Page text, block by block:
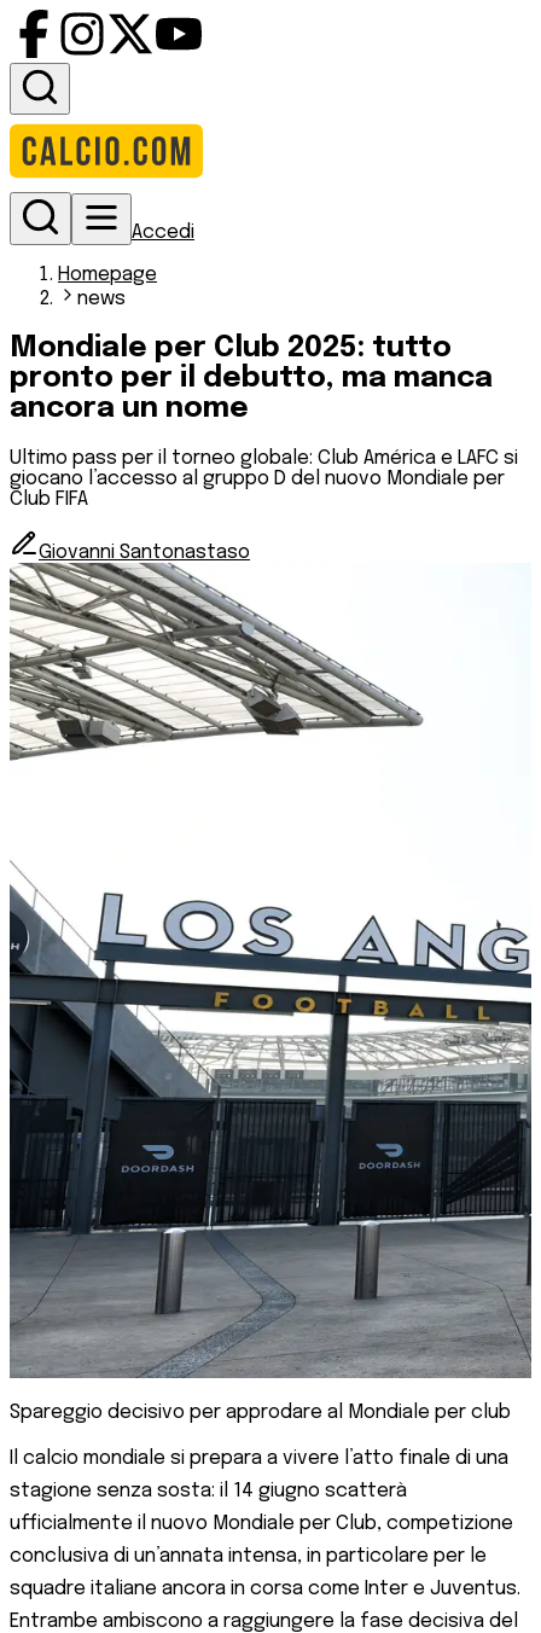
Accedi
Homepage
news
Mondiale per Club 2025: tutto
pronto per il debutto, ma manca
ancora un nome
Ultimo pass per il torneo globale: Club América e LAFC si
giocano l’accesso al gruppo D del nuovo Mondiale per
Club FIFA
Giovanni Santonastaso
Spareggio decisivo per approdare al Mondiale per club
Il calcio mondiale si prepara a vivere l’atto finale di una
stagione senza sosta: il 14 giugno scatterà
ufficialmente il nuovo Mondiale per Club, competizione
conclusiva di un’annata intensa, in particolare per le
squadre italiane ancora in corsa come Inter e Juventus.
Entrambe ambiscono a raggiungere la fase decisiva del